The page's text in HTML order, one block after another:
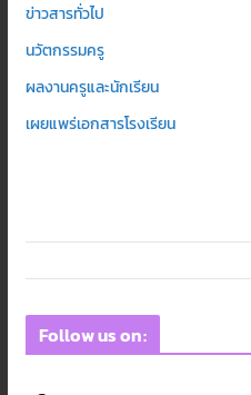
ข่าวสารทั่วไป
นวัตกรรมครู
ผลงานครูและนักเรียน
เผยแพร่เอกสารโรงเรียน
Follow us on: